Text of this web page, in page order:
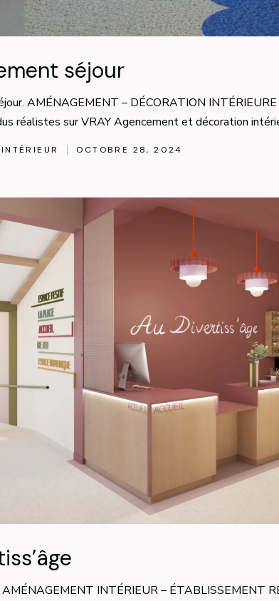
séjour
AMÉNAGEMENT – DÉCORATION
réalistes sur VRAY Agencement et décoration
OCTOBRE 28, 2024
AMÉNAGEMENT INTÉRIEUR – ÉTABLISSEMENT